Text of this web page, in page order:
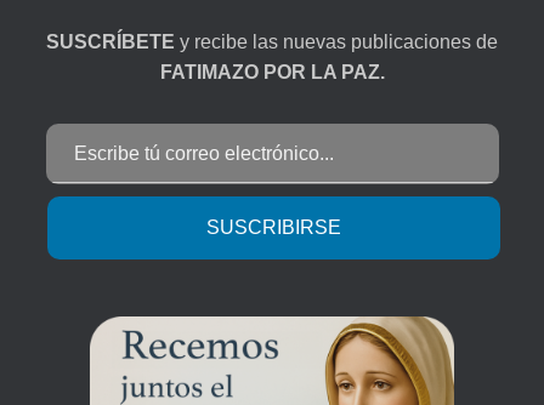
SUSCRÍBETE y recibe las nuevas publicaciones de
FATIMAZO POR LA PAZ.
SUSCRIBIRSE